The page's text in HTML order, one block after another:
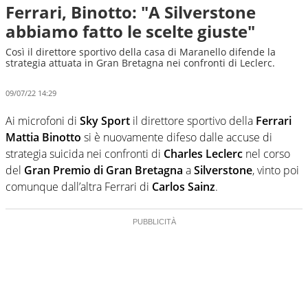
Ferrari, Binotto: "A Silverstone
abbiamo fatto le scelte giuste"
Così il direttore sportivo della casa di Maranello difende la
strategia attuata in Gran Bretagna nei confronti di Leclerc.
09/07/22 14:29
Ai microfoni di Sky Sport il direttore sportivo della Ferrari
Mattia Binotto si è nuovamente difeso dalle accuse di
strategia suicida nei confronti di Charles Leclerc nel corso
del Gran Premio di Gran Bretagna aSilverstone, vinto poi
comunque dall’altra Ferrari di Carlos Sainz.